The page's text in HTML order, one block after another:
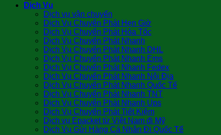
Dịch Vụ
Dịch vụ vận chuyển
Dịch Vụ Chuyển Phát Hẹn Giờ
Dịch Vụ Chuyển Phát Hỏa Tốc
Dịch Vụ Chuyển Phát Nhanh
Dịch Vụ Chuyển Phát Nhanh DHL
Dịch Vụ Chuyển Phát Nhanh Ems
Dịch Vụ Chuyển Phát Nhanh Fedex
Dịch Vụ Chuyển Phát Nhanh Nội Địa
Dịch Vụ Chuyển Phát Nhanh Quốc Tế
Dịch Vụ Chuyển Phát Nhanh TNT
Dịch Vụ Chuyển Phát Nhanh Ups
Dịch Vụ Chuyển Phát Tiết Kiệm
Dịch vụ Epacket từ Việt Nam đi Mỹ
Dịch Vụ Gửi Hàng Cá Nhân Đi Quốc Tế